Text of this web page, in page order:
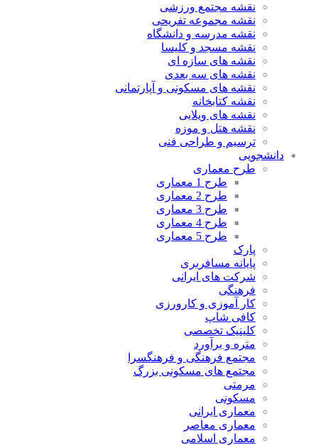
نقشه مجتمع ورزشی
نقشه مجموعه تفریحی
نقشه مدرسه و دانشگاه
نقشه مسجد و کلیسا
نقشه های سازه ای
نقشه های سه بعدی
نقشه های مسکونی و آپارتمانی
نقشه کتابخانه
نقشه های ویلایی
نقشه هتل و موزه
ترسیم و طراحی فنی
دانشجویی
طرح معماری
طرح 1 معماری
طرح 2 معماری
طرح 3 معماری
طرح 4 معماری
طرح 5 معماری
پارک
پایانه مسافربری
شرکت های ایرانی
فرهنگی
کار آموزی و کارورزی
کافی شاپ
کلینیک تخصصی
متره و برآورد
مجتمع فرهنگی و فرهنگسرا
مجتمع های مسکونی بزرگ
مرمتی
مسکونی
معماری ایرانی
معماری معاصر
معماری اسلامی